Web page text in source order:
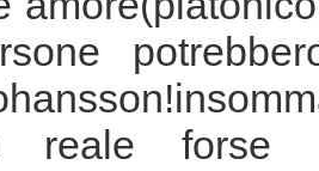
reale forse